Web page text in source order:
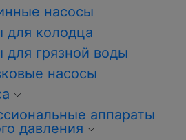
насосы
для колодца
для грязной воды
насосы
аппараты
давления